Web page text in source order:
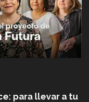
para llevar a tu